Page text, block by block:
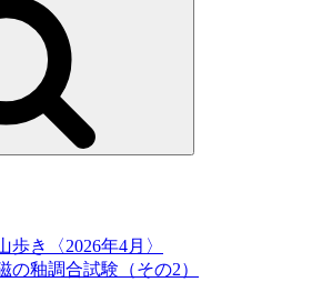
歩き〈2026年4月〉
の釉調合試験（その2）